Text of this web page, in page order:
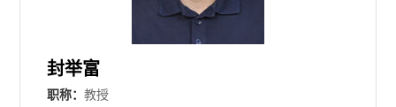
封举富
职称：教授